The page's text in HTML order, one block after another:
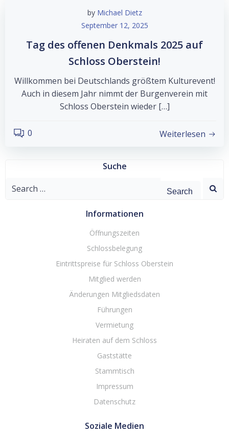
by Michael Dietz
September 12, 2025
Tag des offenen Denkmals 2025 auf
Schloss Oberstein!
Willkommen bei Deutschlands größtem Kulturevent!
Auch in diesem Jahr nimmt der Burgenverein mit
Schloss Oberstein wieder […]
0 Weiterlesen
Suche
Search
Informationen
Öffnungszeiten
Schlossbelegung
Eintrittspreise für Schloss Oberstein
Mitglied werden
Änderungen Mitgliedsdaten
Führungen
Vermietung
Heiraten auf dem Schloss
Gaststätte
Stammtisch
Impressum
Datenschutz
Soziale Medien